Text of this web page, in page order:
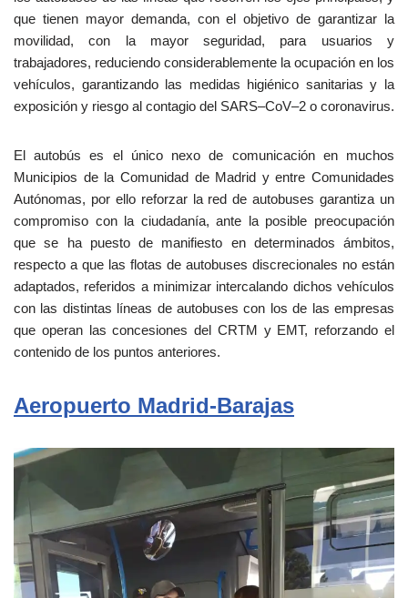
que tienen mayor demanda, con el objetivo de garantizar la
movilidad, con la mayor seguridad, para usuarios y
trabajadores, reduciendo considerablemente la ocupación en los
vehículos, garantizando las medidas higiénico sanitarias y la
exposición y riesgo al contagio del SARS–CoV–2 o coronavirus.
El autobús es el único nexo de comunicación en muchos
Municipios de la Comunidad de Madrid y entre Comunidades
Autónomas, por ello reforzar la red de autobuses garantiza un
compromiso con la ciudadanía, ante la posible preocupación
que se ha puesto de manifiesto en determinados ámbitos,
respecto a que las flotas de autobuses discrecionales no están
adaptados, referidos a minimizar intercalando dichos vehículos
con las distintas líneas de autobuses con los de las empresas
que operan las concesiones del CRTM y EMT, reforzando el
contenido de los puntos anteriores.
Aeropuerto Madrid-Barajas